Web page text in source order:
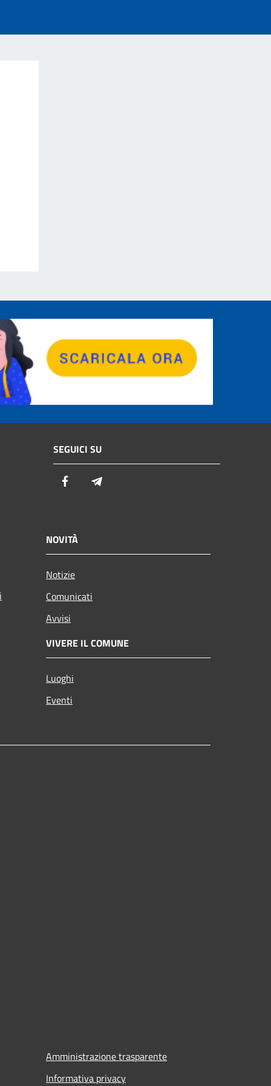
SEGUICI SU
Facebook
NOVITÀ
Notizie
Comunicati
Avvisi
VIVERE IL COMUNE
Luoghi
Eventi
Amministrazione trasparente
Informativa privacy